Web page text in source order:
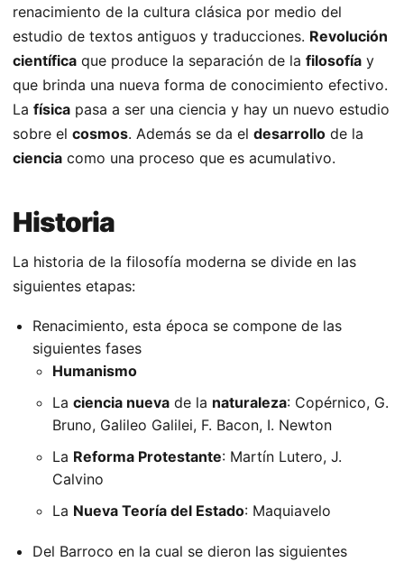
renacimiento de la cultura clásica por medio del
estudio de textos antiguos y traducciones. Revolución
científica que produce la separación de la filosofía y
que brinda una nueva forma de conocimiento efectivo.
La física pasa a ser una ciencia y hay un nuevo estudio
sobre el cosmos. Además se da el desarrollo de la
ciencia como una proceso que es acumulativo.
Historia
La historia de la filosofía moderna se divide en las
siguientes etapas:
Renacimiento, esta época se compone de las
siguientes fases
Humanismo
La ciencia nueva de la naturaleza: Copérnico, G.
Bruno, Galileo Galilei, F. Bacon, I. Newton
La Reforma Protestante: Martín Lutero, J.
Calvino
La Nueva Teoría del Estado: Maquiavelo
Del Barroco en la cual se dieron las siguientes